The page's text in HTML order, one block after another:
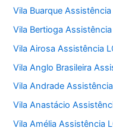
Vila Buarque Assistência
Vila Bertioga Assistência
Vila Airosa Assistência
Vila Anglo Brasileira
Vila Andrade
Vila Anastácio
Vila Amélia Assistência